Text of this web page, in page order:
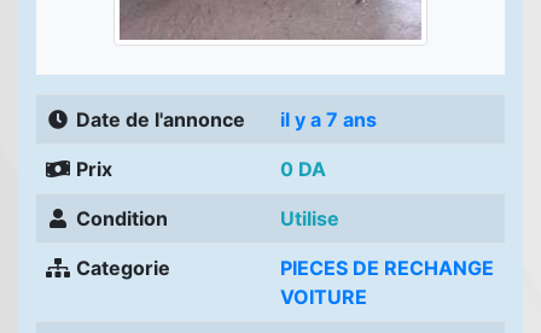
Date de l'annonce il y a 7 ans
Prix 0 DA
Condition Utilise
Categorie
PIECES DE RECHANGE
VOITURE